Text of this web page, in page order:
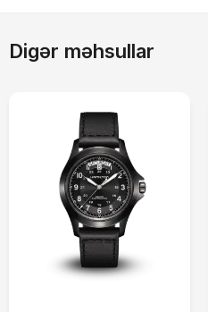
Digər məhsullar